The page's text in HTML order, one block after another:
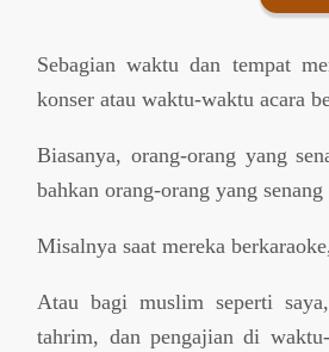
Sebagian waktu dan tempat
konser atau waktu-waktu acara
Biasanya, orang-orang yang
bahkan orang-orang yang
Misalnya saat mereka
Atau bagi muslim seperti
tahrim, dan pengajian di